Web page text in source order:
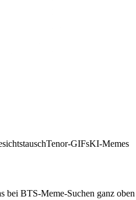
Tenor-GIFsKI-Memes
bei BTS-Meme-Suchen ganz oben